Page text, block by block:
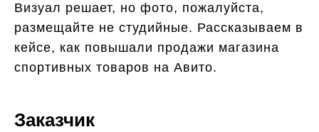
Визуал решает, но фото, пожалуйста,
размещайте не студийные. Рассказываем в
кейсе, как повышали продажи магазина
спортивных товаров на Авито.
Заказчик